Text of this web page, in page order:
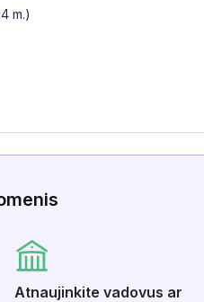
m.)
Atnaujinkite vadovus ar